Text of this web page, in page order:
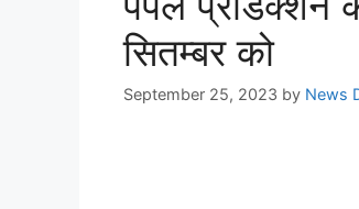
सितम्बर को
September 25, 2023 by News